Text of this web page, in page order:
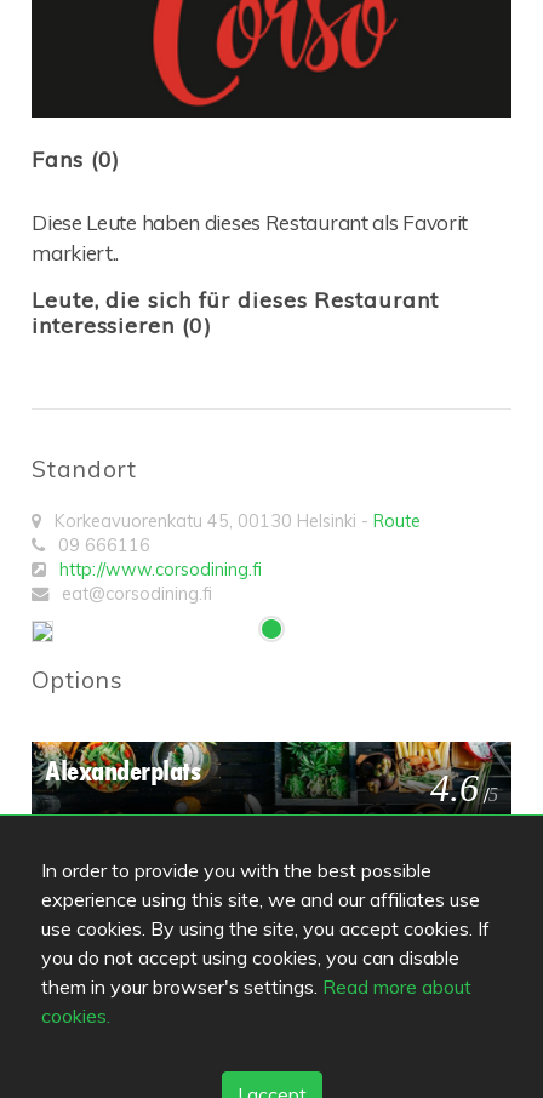
In order to provide you with the best possible
experience using this site, we and our affiliates use
use cookies. By using the site, you accept cookies. If
you do not accept using cookies, you can disable
them in your browser's settings. Read more about
cookies.
Fans (0)
Diese Leute haben dieses Restaurant als Favorit
markiert..
Leute, die sich für dieses Restaurant
interessieren (0)
Standort
Korkeavuorenkatu 45, 00130 Helsinki -Route
09 666116
http://www.corsodining.fi
eat@corsodining.fi
Options
Alexanderplats 4.6 /5
Ragu 4.4
Manhattan Steak House Espa